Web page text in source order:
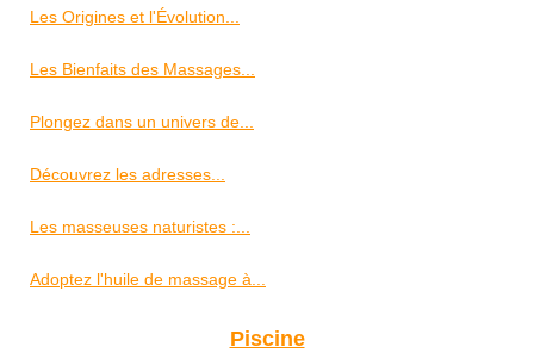
Les Origines et l'Évolution...
Les Bienfaits des Massages...
Plongez dans un univers de...
Découvrez les adresses...
Les masseuses naturistes :...
Adoptez l'huile de massage à...
Piscine